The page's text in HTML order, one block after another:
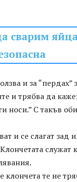
сварим
и за “пердах”
и трябва да каже:
носи.” С такъв
и се слагат зад
служат
те не